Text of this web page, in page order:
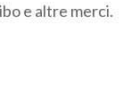
e altre merci.